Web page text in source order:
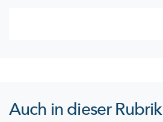
Auch in dieser Rubrik